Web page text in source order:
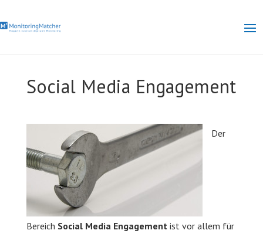
Social Media Engagement
Der
Bereich Social Media Engagementist vor allem für